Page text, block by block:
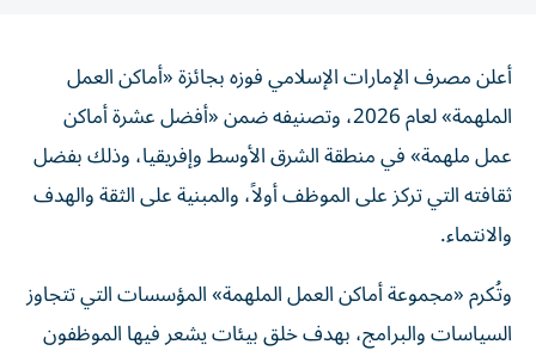
أعلن مصرف الإمارات الإسلامي فوزه بجائزة «أماكن العمل
الملهمة» لعام 2026، وتصنيفه ضمن «أفضل عشرة أماكن
عمل ملهمة» في منطقة الشرق الأوسط وإفريقيا، وذلك بفضل
ثقافته التي تركز على الموظف أولاً، والمبنية على الثقة والهدف
والانتماء.
وتُكرم «مجموعة أماكن العمل الملهمة» المؤسسات التي تتجاوز
السياسات والبرامج، بهدف خلق بيئات يشعر فيها الموظفون